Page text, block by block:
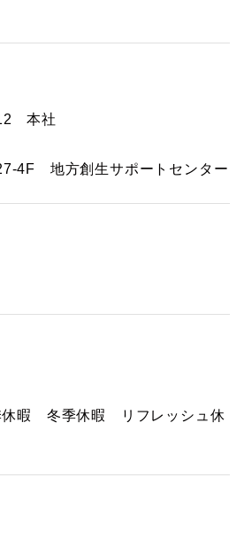
本社
4F 地方創生サポートセンター
休暇 冬季休暇 リフレッシュ休